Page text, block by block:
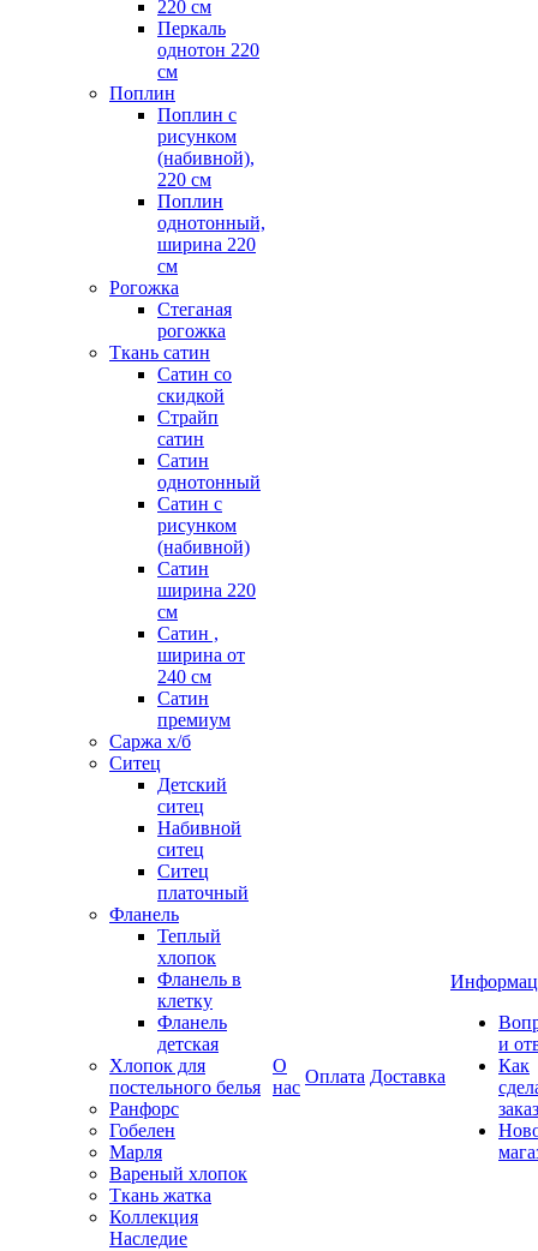
220 см
Перкаль
однотон 220
см
Поплин
Поплин с
рисунком
(набивной),
220 см
Поплин
однотонный,
ширина 220
см
Рогожка
Стеганая
рогожка
Ткань сатин
Сатин со
скидкой
Страйп
сатин
Сатин
однотонный
Сатин с
рисунком
(набивной)
Сатин
ширина 220
см
Сатин ,
ширина от
240 см
Сатин
премиум
Саржа х/б
Ситец
Детский
ситец
Набивной
ситец
Ситец
платочный
Фланель
Теплый
хлопок
Фланель в
клетку
Фланель
детская
Хлопок для
постельного белья
Ранфорс
Гобелен
Марля
Вареный хлопок
Ткань жатка
Коллекция
Наследие
О
нас
Оплата Доставка
и
Как
заказ